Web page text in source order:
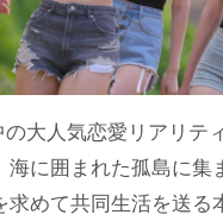
大人気恋愛リアリテ
海に囲まれた孤島に集
求めて共同生活を送る